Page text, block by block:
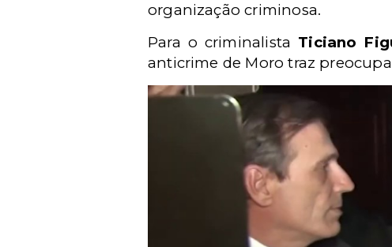
organização criminosa.
Para o criminalista Ticiano
anticrime de Moro traz